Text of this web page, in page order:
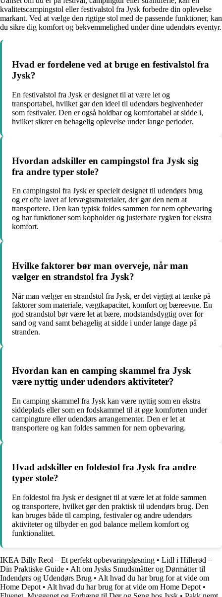
kvalitetscampingstol eller festivalstol fra Jysk forbedre din oplevelse
markant. Ved at vælge den rigtige stol med de passende funktioner, kan
du sikre dig komfort og bekvemmelighed under dine udendørs eventyr.
Hvad er fordelene ved at bruge en festivalstol fra
Jysk?
En festivalstol fra Jysk er designet til at være let og
transportabel, hvilket gør den ideel til udendørs begivenheder
som festivaler. Den er også holdbar og komfortabel at sidde i,
hvilket sikrer en behagelig oplevelse under lange perioder.
Hvordan adskiller en campingstol fra Jysk sig
fra andre typer stole?
En campingstol fra Jysk er specielt designet til udendørs brug
og er ofte lavet af letvægtsmaterialer, der gør den nem at
transportere. Den kan typisk foldes sammen for nem opbevaring
og har funktioner som kopholder og justerbare ryglæn for ekstra
komfort.
Hvilke faktorer bør man overveje, når man
vælger en strandstol fra Jysk?
Når man vælger en strandstol fra Jysk, er det vigtigt at tænke på
faktorer som materiale, vægtkapacitet, komfort og bæreevne. En
god strandstol bør være let at bære, modstandsdygtig over for
sand og vand samt behagelig at sidde i under lange dage på
stranden.
Hvordan kan en camping skammel fra Jysk
være nyttig under udendørs aktiviteter?
En camping skammel fra Jysk kan være nyttig som en ekstra
siddeplads eller som en fodskammel til at øge komforten under
campingture eller udendørs arrangementer. Den er let at
transportere og kan foldes sammen for nem opbevaring.
Hvad adskiller en foldestol fra Jysk fra andre
typer stole?
En foldestol fra Jysk er designet til at være let at folde sammen
og transportere, hvilket gør den praktisk til udendørs brug. Den
kan bruges både til camping, festivaler og andre udendørs
aktiviteter og tilbyder en god balance mellem komfort og
funktionalitet.
IKEA Billy Reol – Et perfekt opbevaringsløsning • Lidl i Hillerød –
Din Praktiske Guide • Alt om Jysks Smudsmåtter og Dørmåtter til
Indendørs og Udendørs Brug • Alt hvad du har brug for at vide om
Home Depot • Alt hvad du har brug for at vide om Home Depot •